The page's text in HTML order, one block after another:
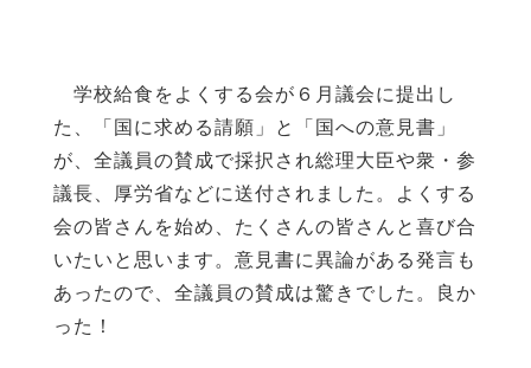
学校給食をよくする会が６月議会に提出し
た、「国に求める請願」と「国への意見書」
が、全議員の賛成で採択され総理大臣や衆・参
議長、厚労省などに送付されました。よくする
会の皆さんを始め、たくさんの皆さんと喜び合
いたいと思います。意見書に異論がある発言も
あったので、全議員の賛成は驚きでした。良か
った！